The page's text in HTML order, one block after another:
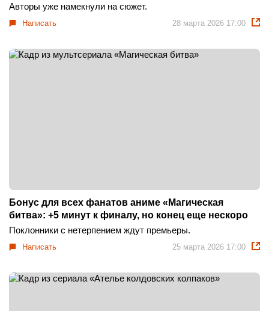
Авторы уже намекнули на сюжет.
Написать 28 марта 2026 17:00
Бонус для всех фанатов аниме «Магическая
битва»: +5 минут к финалу, но конец еще нескоро
Поклонники с нетерпением ждут премьеры.
Написать 25 марта 2026 17:00